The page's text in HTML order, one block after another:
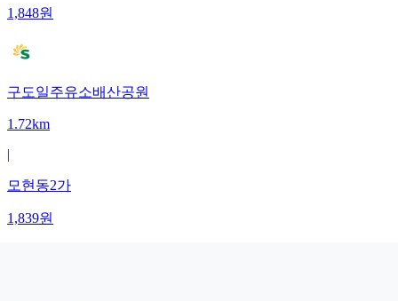
1,848원
구도일주유소배산공원
1.72km
|
모현동2가
1,839원